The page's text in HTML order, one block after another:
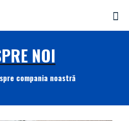
NOI
compania noastră